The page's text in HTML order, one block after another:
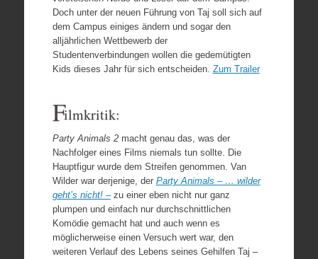
Doch unter der neuen Führung von Taj soll sich auf
dem Campus einiges ändern und sogar den
alljährlichen Wettbewerb der
Studentenverbindungen wollen die gedemütigten
Kids dieses Jahr für sich entscheiden. Zum Trailer
Filmkritik:
Party Animals 2macht genau das, was der
Nachfolger eines Films niemals tun sollte. Die
Hauptfigur wurde dem Streifen genommen. Van
Wilder war derjenige, der Party Animals – … wilder
geht’s nicht! –zu einer eben nicht nur ganz
plumpen und einfach nur durchschnittlichen
Komödie gemacht hat und auch wenn es
möglicherweise einen Versuch wert war, den
weiteren Verlauf des Lebens seines Gehilfen Taj –